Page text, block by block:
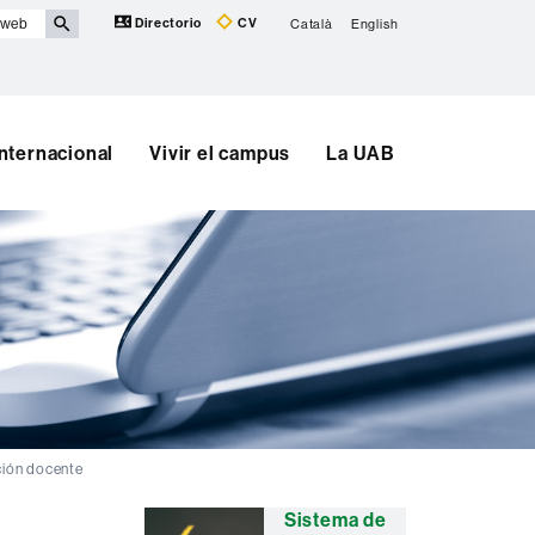
Directorio CV Català English
Vivir el campus La UAB
docente
InformaciónSistema de